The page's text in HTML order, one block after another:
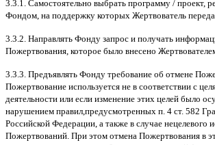
3.3.1. Самостоятельно выбрать программу / проект,
Фондом на поддержку которых Жертвователь
3.3.2. Направлять Фонду запрос и получать
Пожертвования которое было внесено
3.3.3. Предъявлять Фонду требование об отмене
Пожертвование используется не в соответствии с
деятельности или если изменение этих целей было
нарушением правил предусмотренных п . 4 ст. 582
Российской Федерации а также в случае нецелевого
Пожертвований При этом отмена Пожертвования в